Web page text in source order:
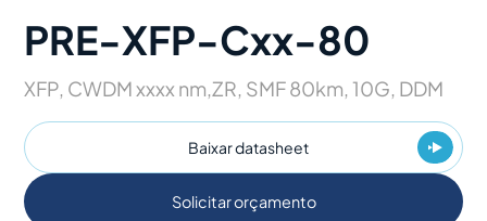
PRE-XFP-Cxx-80
XFP, CWDM xxxx nm,ZR, SMF 80km, 10G, DDM
Baixar datasheet
Solicitar orçamento